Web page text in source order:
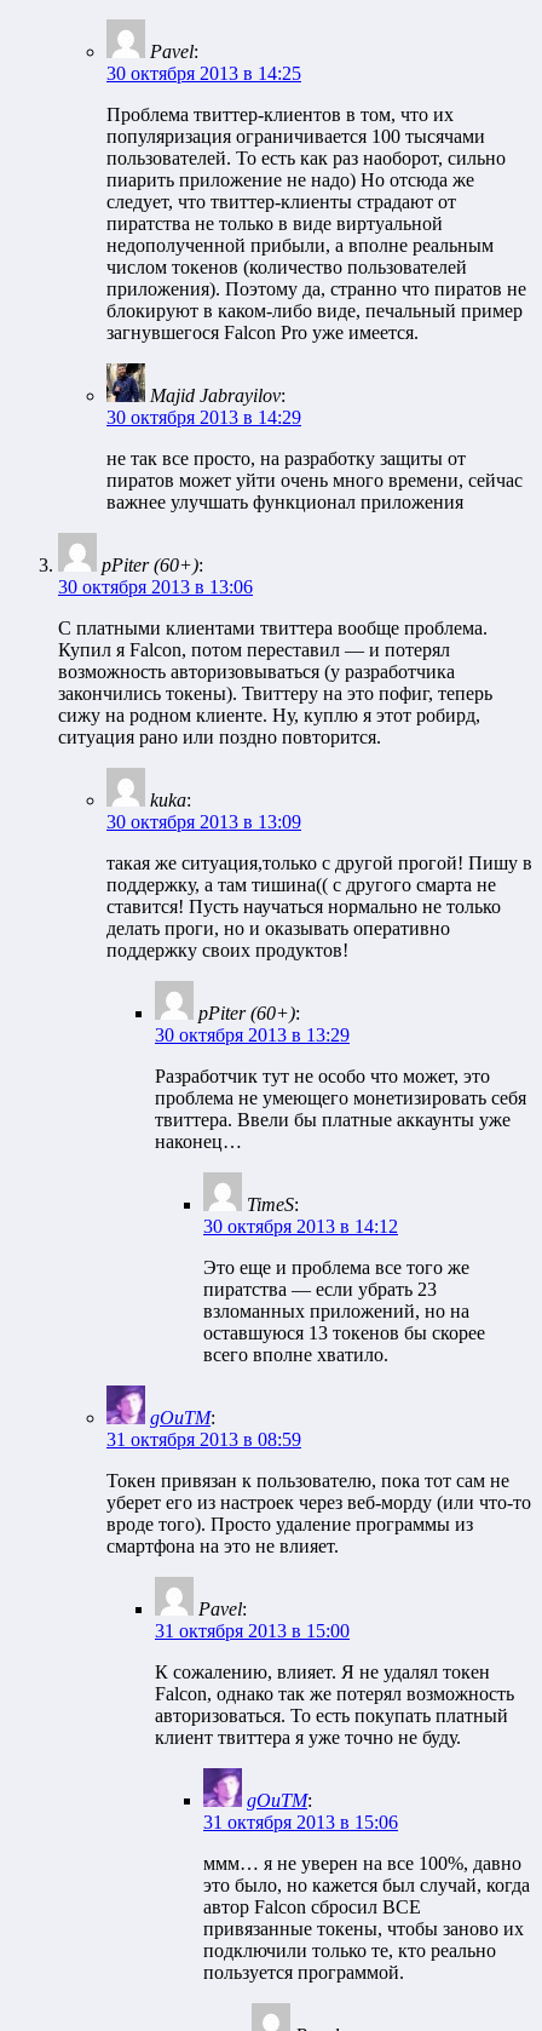
Pavel:
30 октября 2013 в 14:25
Проблема твиттер-клиентов в том, что их
популяризация ограничивается 100 тысячами
пользователей. То есть как раз наоборот, сильно
пиарить приложение не надо) Но отсюда же
следует, что твиттер-клиенты страдают от
пиратства не только в виде виртуальной
недополученной прибыли, а вполне реальным
числом токенов (количество пользователей
приложения). Поэтому да, странно что пиратов не
блокируют в каком-либо виде, печальный пример
загнувшегося Falcon Pro уже имеется.
Majid Jabrayilov:
30 октября 2013 в 14:29
не так все просто, на разработку защиты от
пиратов может уйти очень много времени, сейчас
важнее улучшать функционал приложения
pPiter (60+):
30 октября 2013 в 13:06
С платными клиентами твиттера вообще проблема.
Купил я Falcon, потом переставил — и потерял
возможность авторизовываться (у разработчика
закончились токены). Твиттеру на это пофиг, теперь
сижу на родном клиенте. Ну, куплю я этот робирд,
ситуация рано или поздно повторится.
kuka:
30 октября 2013 в 13:09
такая же ситуация,только с другой прогой! Пишу в
поддержку, а там тишина(( с другого смарта не
ставится! Пусть научаться нормально не только
делать проги, но и оказывать оперативно
поддержку своих продуктов!
pPiter (60+):
30 октября 2013 в 13:29
Разработчик тут не особо что может, это
проблема не умеющего монетизировать себя
твиттера. Ввели бы платные аккаунты уже
наконец…
TimeS:
30 октября 2013 в 14:12
Это еще и проблема все того же
пиратства — если убрать 23
взломанных приложений, но на
оставшуюся 13 токенов бы скорее
всего вполне хватило.
gOuTM:
31 октября 2013 в 08:59
Токен привязан к пользователю, пока тот сам не
уберет его из настроек через веб-морду (или что-то
вроде того). Просто удаление программы из
смартфона на это не влияет.
Pavel:
31 октября 2013 в 15:00
К сожалению, влияет. Я не удалял токен
Falcon, однако так же потерял возможность
авторизоваться. То есть покупать платный
клиент твиттера я уже точно не буду.
gOuTM:
31 октября 2013 в 15:06
ммм… я не уверен на все 100%, давно
это было, но кажется был случай, когда
автор Falcon сбросил ВСЕ
привязанные токены, чтобы заново их
подключили только те, кто реально
пользуется программой.